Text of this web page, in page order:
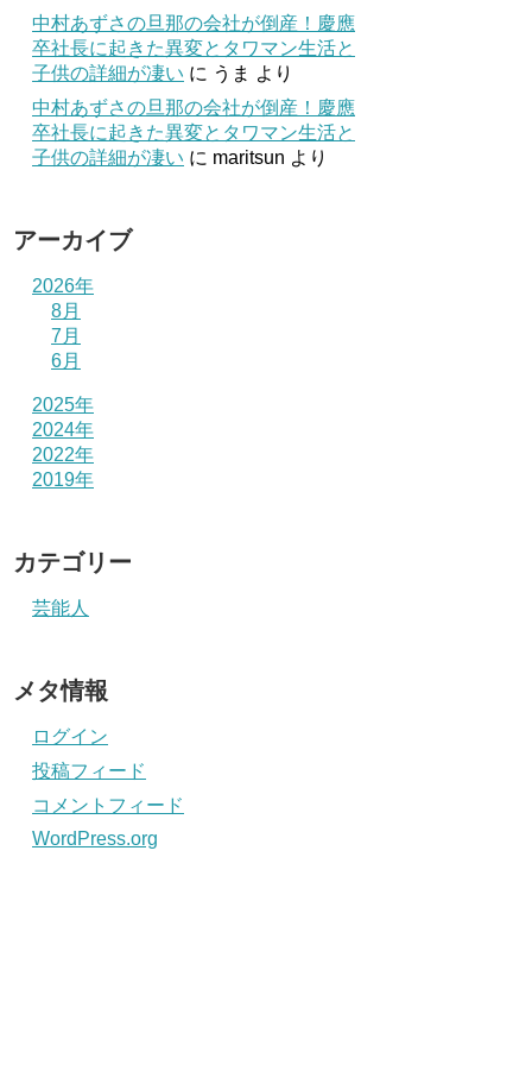
中村あずさの旦那の会社が倒産！慶應
卒社長に起きた異変とタワマン生活と
子供の詳細が凄い に うま より
中村あずさの旦那の会社が倒産！慶應
卒社長に起きた異変とタワマン生活と
子供の詳細が凄い に maritsun より
アーカイブ
2026年
8月
7月
6月
2025年
2024年
2022年
2019年
カテゴリー
芸能人
メタ情報
ログイン
投稿フィード
コメントフィード
WordPress.org